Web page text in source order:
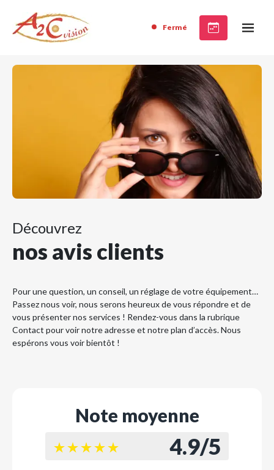
Fermé
Découvrez
nos avis clients
Pour une question, un conseil, un réglage de votre équipement…
Passez nous voir, nous serons heureux de vous répondre et de
vous présenter nos services ! Rendez-vous dans la rubrique
Contact pour voir notre adresse et notre plan d’accès. Nous
espérons vous voir bientôt !
Note moyenne
4.9/5